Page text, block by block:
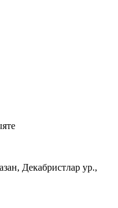
Декабристлар ур.,